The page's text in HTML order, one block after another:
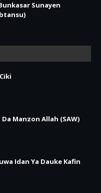
Sunayen
Manzon Allah (SAW)
Idan Ya Dauke Kafin